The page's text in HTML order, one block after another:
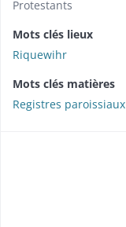
Protestants
Mots clés lieux
Riquewihr
Mots clés matières
Registres paroissiaux